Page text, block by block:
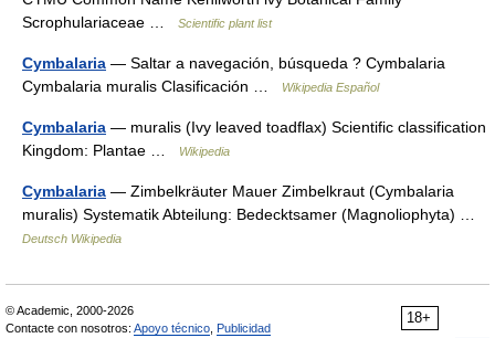
Scrophulariaceae …
Scientific plant list
Cymbalaria — Saltar a navegación, búsqueda ? Cymbalaria
Cymbalaria muralis Clasificación …
Wikipedia Español
Cymbalaria — muralis (Ivy leaved toadflax) Scientific classification
Kingdom: Plantae …
Wikipedia
Cymbalaria — Zimbelkräuter Mauer Zimbelkraut (Cymbalaria
muralis) Systematik Abteilung: Bedecktsamer (Magnoliophyta) …
Deutsch Wikipedia
18+
© Academic, 2000-2026
Contacte con nosotros: Apoyo técnico Publicidad